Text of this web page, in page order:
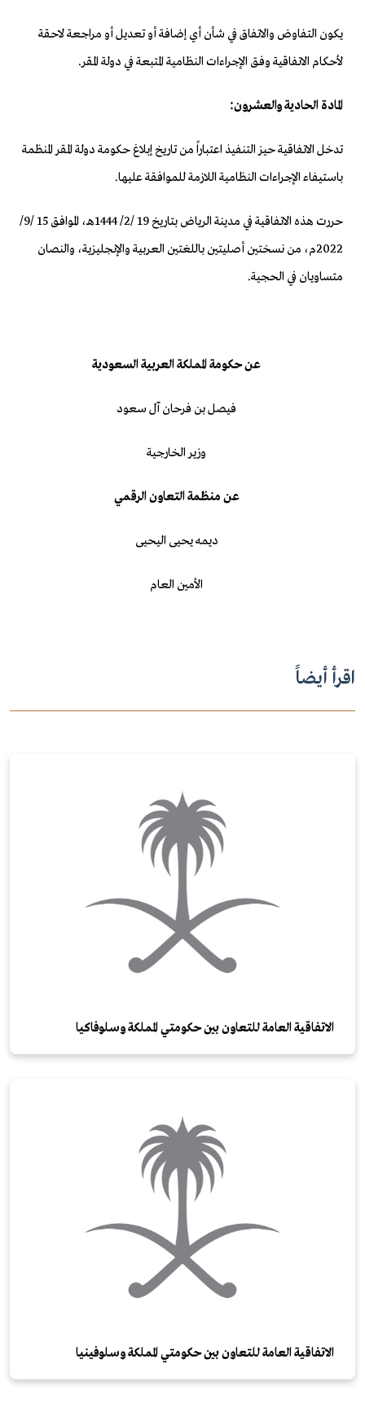
يكون التفاوض والاتفاق في شأن أي إضافة أو تعديل أو مراجعة لاحقة
لأحكام الاتفاقية وفق الإجراءات النظامية المتبعة في دولة المقر.
المادة الحادية والعشرون:
تدخل الاتفاقية حيز التنفيذ اعتباراً من تاريخ إبلاغ حكومة دولة المقر المنظمة
باستيفاء الإجراءات النظامية اللازمة للموافقة عليها.
حررت هذه الاتفاقية في مدينة الرياض بتاريخ 19 /2/ 1444هـ، الموافق 15 /9/
2022م، من نسختين أصليتين باللغتين العربية والإنجليزية، والنصان
متساويان في الحجية.
عن حكومة المملكة العربية السعودية
فيصل بن فرحان آل سعود
وزير الخارجية
عن منظمة التعاون الرقمي
ديمه يحيى اليحيى
الأمين العام
اقرأ أيضاً
الاتفاقية العامة للتعاون بين حكومتي المملكة وسلوفاكيا
الاتفاقية العامة للتعاون بين حكومتي المملكة وسلوفينيا